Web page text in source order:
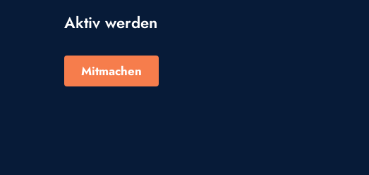
Aktiv werden
Mitmachen